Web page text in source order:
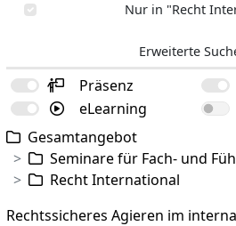
Loading
Loading
Loading
Nur in "Recht
Erweiterte
Präsenz
eLearning
Gesamtangebot
Seminare für Fach- und
Recht International
Rechtssicheres Agieren im